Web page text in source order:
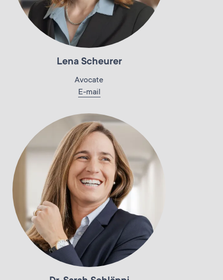
Lena Scheurer
Avocate
E-mail